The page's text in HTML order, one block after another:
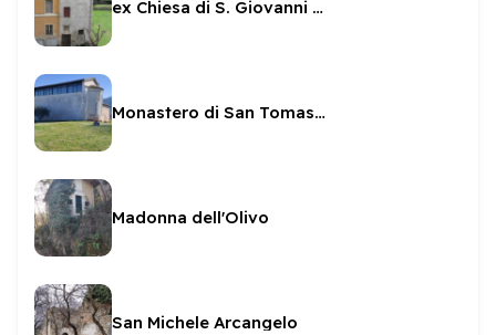
ex Chiesa di S. Giovanni decollato
Monastero di San Tomasso
Madonna dell'Olivo
San Michele Arcangelo